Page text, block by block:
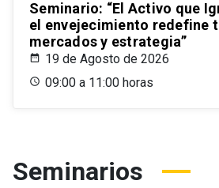
Seminario: “El Activo que
el envejecimiento redefine
mercados y estrategia”
19 de Agosto de 2026
09:00 a 11:00 horas
Seminarios